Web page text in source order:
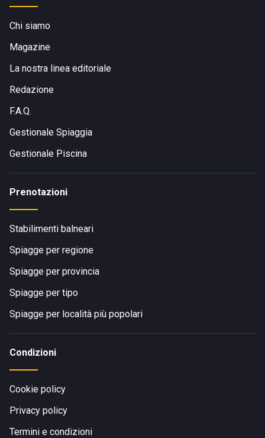
Chi siamo
Magazine
La nostra linea editoriale
Redazione
F.A.Q.
Gestionale Spiaggia
Gestionale Piscina
Prenotazioni
Stabilimenti balneari
Spiagge per regione
Spiagge per provincia
Spiagge per tipo
Spiagge per località più popolari
Condizioni
Cookie policy
Privacy policy
Termini e condizioni